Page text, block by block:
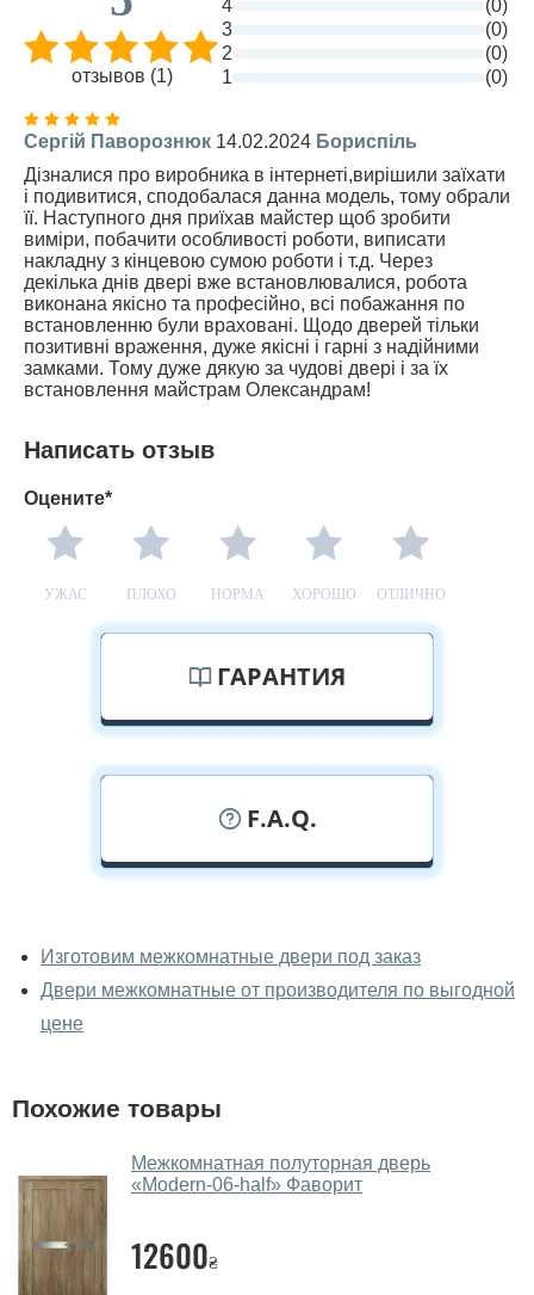
отзывов (1)
4
(0)
3
(0)
2
(0)
1
(0)
Сергій Паворознюк 14.02.2024 Бориспіль
Дізналися про виробника в інтернеті,вирішили заїхати
і подивитися, сподобалася данна модель, тому обрали
її. Наступного дня приїхав майстер щоб зробити
виміри, побачити особливості роботи, виписати
накладну з кінцевою сумою роботи і т.д. Через
декілька днів двері вже встановлювалися, робота
виконана якісно та професійно, всі побажання по
встановленню були враховані. Щодо дверей тільки
позитивні враження, дуже якісні і гарні з надійними
замками. Тому дуже дякую за чудові двері і за їх
встановлення майстрам Олександрам!
Написать отзыв
Оцените*
УЖАС ПЛОХО НОРМА ХОРОШО ОТЛИЧНО
ГАРАНТИЯ
F.A.Q.
межкомнатные двери фаворит
вживую?
Да, можно посмотреть межкомнатные двери фаворит
межкомнатные двери фаворит?
Да. Мы консультируем покупателей
Изготовим межкомнатные двери под заказ
Двери межкомнатные от производителя по выгодной
цене
Похожие товары
Межкомнатная полуторная дверь
«Modern-06-half»‎ Фаворит
12600₴